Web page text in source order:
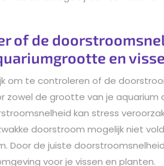
of de
en
om te controleren of de
zowel de grootte van je aquarium
kan stress
doorstroom mogelijk niet
Door de juiste
voor je vissen en planten.